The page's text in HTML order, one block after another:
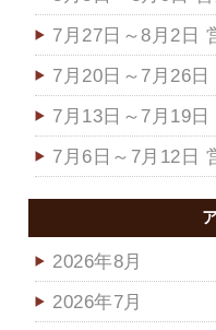
7月27日～8月2日
7月20日～7月26
7月13日～7月19
7月6日～7月12日
2026年8月
2026年7月